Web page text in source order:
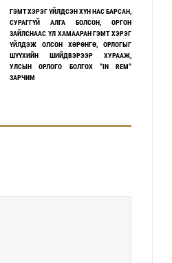
ГЭМТ ХЭРЭГ ҮЙЛДСЭН ХҮН НАС БАРСАН,
СУРАГГҮЙ АЛГА БОЛСОН, ОРГОН
ЗАЙЛСНААС ҮЛ ХАМААРАН ГЭМТ ХЭРЭГ
ҮЙЛДЭЖ ОЛСОН ХӨРӨНГӨ, ОРЛОГЫГ
ШҮҮХИЙН ШИЙДВЭРЭЭР ХУРААЖ,
УЛСЫН ОРЛОГО БОЛГОХ ”IN REM”
ЗАРЧИМ